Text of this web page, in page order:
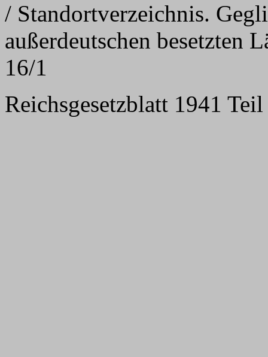
/ Standortverzeichnis.
außerdeutschen besetzten
16/1
Reichsgesetzblatt 1941